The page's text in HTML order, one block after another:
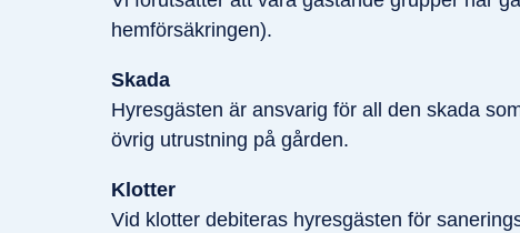
hemförsäkringen).
Skada
Hyresgästen är ansvarig för all den skada
övrig utrustning på gården.
Klotter
Vid klotter debiteras hyresgästen för